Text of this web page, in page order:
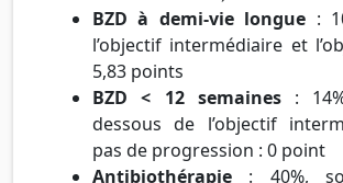
BZD à demi-vie longue :
l’objectif intermédiaire et
5,83 points
BZD < 12 semaines:
dessous de l’objectif
pas de progression : 0 point
Antibiothérapie : 40%,